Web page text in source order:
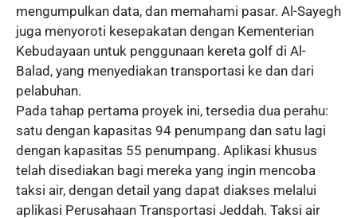
mengumpulkan data, dan memahami pasar. Al-Sayegh
juga menyoroti kesepakatan dengan Kementerian
Kebudayaan untuk penggunaan kereta golf di Al-
Balad, yang menyediakan transportasi ke dan dari
pelabuhan.
Pada tahap pertama proyek ini, tersedia dua perahu:
satu dengan kapasitas 94 penumpang dan satu lagi
dengan kapasitas 55 penumpang. Aplikasi khusus
telah disediakan bagi mereka yang ingin mencoba
taksi air, dengan detail yang dapat diakses melalui
aplikasi Perusahaan Transportasi Jeddah. Taksi air